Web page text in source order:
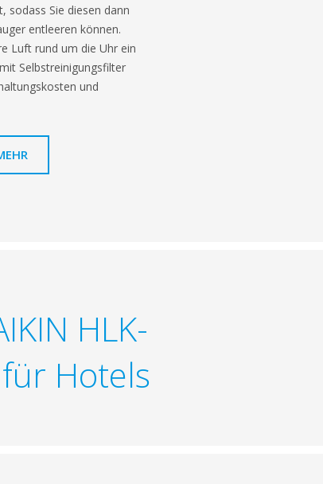
sodass Sie diesen dann
entleeren können.
Luft rund um die Uhr ein
Selbstreinigungsfilter
und
HLK-
Hotels